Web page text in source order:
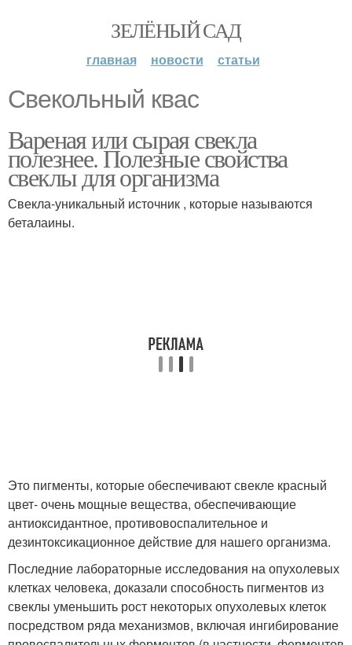
ЗЕЛЁНЫЙ САД
главная новости статьи
Свекольный квас
Вареная или сырая свекла
полезнее. Полезные свойства
свеклы для организма
Свекла-уникальный источник , которые называются
беталаины.
Это пигменты, которые обеспечивают свекле красный
цвет- очень мощные вещества, обеспечивающие
антиоксидантное, противовоспалительное и
дезинтоксикационное действие для нашего организма.
Последние лабораторные исследования на опухолевых
клетках человека, доказали способность пигментов из
свеклы уменьшить рост некоторых опухолевых клеток
посредством ряда механизмов, включая ингибирование